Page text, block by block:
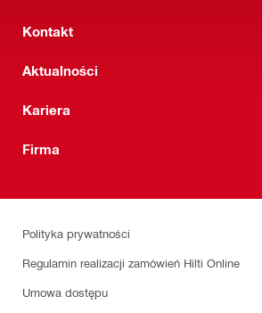
Kontakt
Aktualności
Kariera
Firma
Polityka prywatności
Regulamin realizacji zamówień Hilti Online
Umowa dostępu